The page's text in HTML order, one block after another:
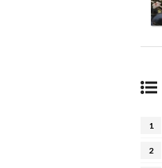
1
2